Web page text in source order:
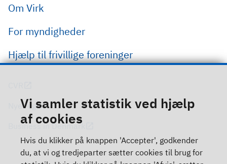
Vi samler statistik ved hjælp
af cookies
Hvis du klikker på knappen 'Accepter', godkender
du, at vi og tredjeparter sætter cookies til brug for
Om Virk
For myndigheder
Hjælp til frivillige foreninger
Nye regler
Business in Denmark